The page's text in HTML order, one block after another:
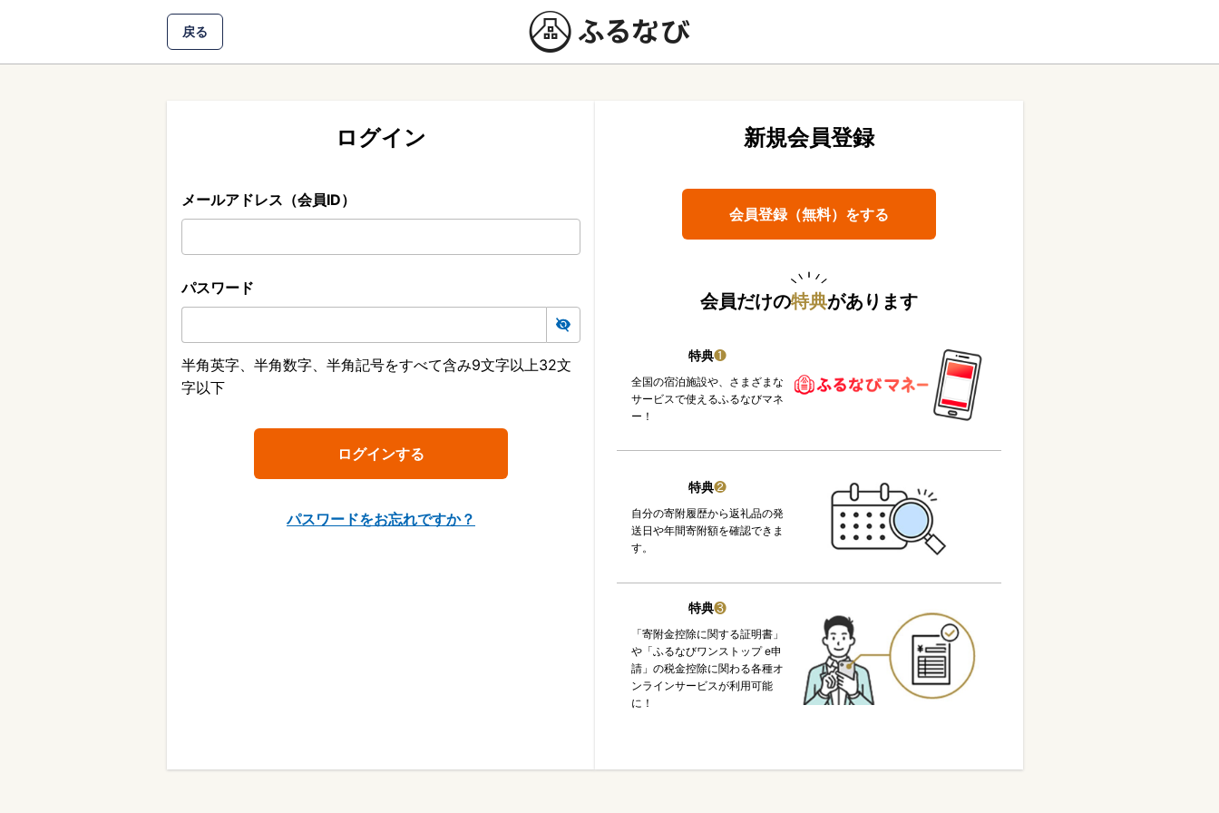
戻る
ログイン
メールアドレス（会員ID）
パスワード
半角英字、半角数字、半角記号をすべて含み9文字以上32文
字以下
パスワードをお忘れですか？
新規会員登録
会員登録（無料）をする
会員だけの特典があります
特典❶
全国の宿泊施設や、さまざまな
サービスで使えるふるなびマネ
ー！
特典❷
自分の寄附履歴から返礼品の発
送日や年間寄附額を確認できま
す。
特典❸
「寄附金控除に関する証明書」
や「ふるなびワンストップ e申
請」の税金控除に関わる各種オ
ンラインサービスが利用可能
に！